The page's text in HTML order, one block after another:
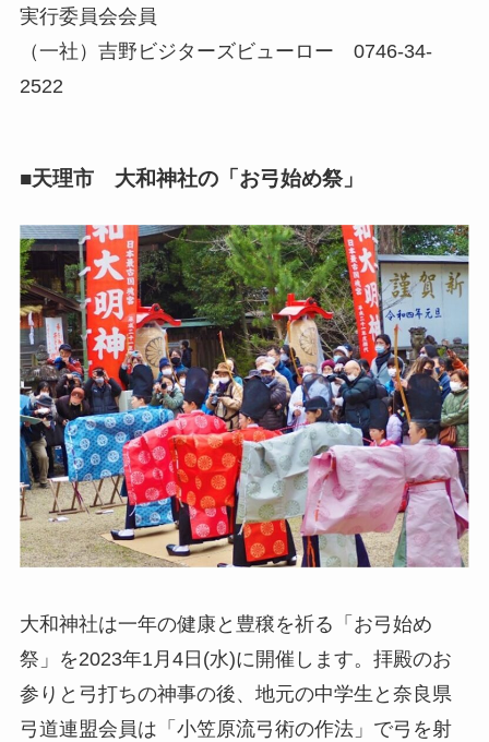
実行委員会会員
（一社）吉野ビジターズビューロー 0746-34-
2522
■天理市 大和神社の「お弓始め祭」
大和神社は一年の健康と豊穣を祈る「お弓始め
祭」を2023年1月4日(水)に開催します。拝殿のお
参りと弓打ちの神事の後、地元の中学生と奈良県
弓道連盟会員は「小笠原流弓術の作法」で弓を射